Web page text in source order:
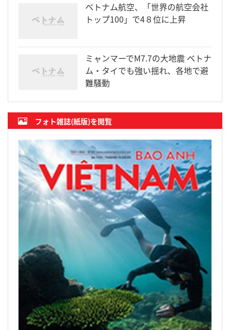
ベトナム航空、「世界の航空会社
トップ100」で4８位に上昇
ミャンマーでM7.7の大地震 ベトナ
ム・タイでも強い揺れ、各地で避
難騒動
フォト雑誌(紙版)を閲覧